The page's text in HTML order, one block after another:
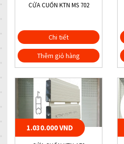
CỬA CUỐN KTN MS 702
Chi tiết
Thêm giỏ hàng
1.030.000 VND